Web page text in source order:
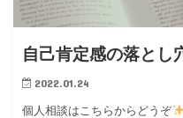
自己肯定感の落とし
2022.01.24
個人相談はこちらからどうぞ